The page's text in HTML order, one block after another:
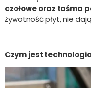
czołowe oraz taśma
żywotność płyt, nie
Czym jest technologia